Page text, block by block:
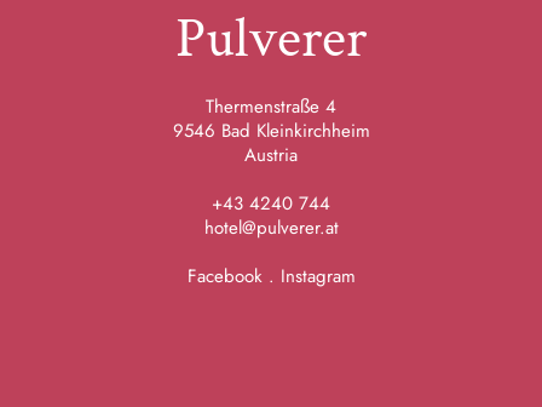
Pulverer
Thermenstraße 4
9546 Bad Kleinkirchheim
Austria
+43 4240 744
hotel@pulverer.at
Facebook. Instagram